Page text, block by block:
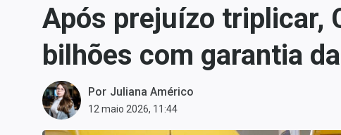
Carteiras Recomendadas
Central de Dividendos
Central de Fundos
Central dos IPOs
Renda Fixa
Após prejuízo triplicar,
bilhões com garantia
Por Juliana Américo
12 maio 2026, 11:44